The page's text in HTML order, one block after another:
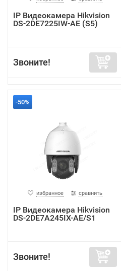
IP Видеокамера Hikvision
DS-2DE7225IW-AE (S5)
Звоните!
-50%
избранное сравнить
IP Видеокамера Hikvision
DS-2DE7A245IX-AE/S1
Звоните!